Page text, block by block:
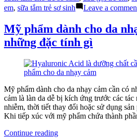
tắm
bé
theo
từng
giai
đoạn
của
bé”
em, sữa tắm trẻ sơ sinh Leave a
Mỹ phẩm dành cho da
những đặc tính gì
Mỹ phẩm dành cho da nhạy cảm cần có
cảm là làn da dễ bị kích ứng trước các
nhiễm, thời tiết thay đổi hoặc sử dụng
Khi tiếp xúc với mỹ phẩm chứa thành
Continue reading“Mỹ